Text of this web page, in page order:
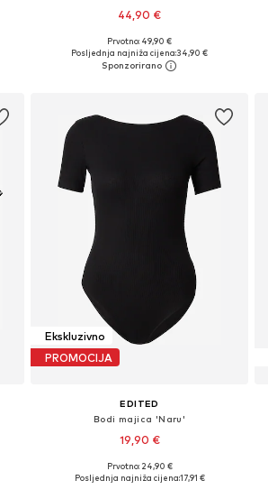
44,90 €
Dostupno u više veličina
Dodaj u košaricu
Prvotno: 49,90 €
Posljednja najniža cijena:34,90 €
Ekskluzivno
PROMOCIJA
EDITED
Bodi majica 'Naru'
19,90 €
Dostupne veličine: XS, S, M, L, XL
Prvotno: 24,90 €
Posljednja najniža cijena:17,91 €